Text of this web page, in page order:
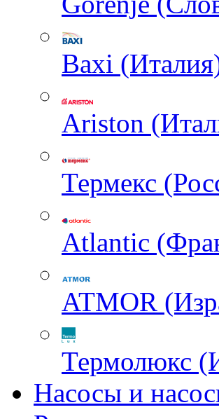
Baxi
Ariston
Термекс
Atlantic
ATMOR
Термолюкс
Насосы и